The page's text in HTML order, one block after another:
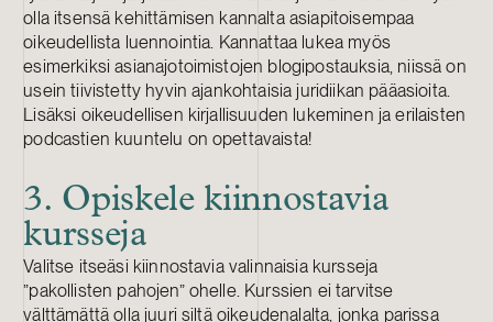
olla itsensä kehittämisen kannalta asiapitoisempaa
oikeudellista luennointia. Kannattaa lukea myös
esimerkiksi asianajotoimistojen blogipostauksia, niissä on
usein tiivistetty hyvin ajankohtaisia juridiikan pääasioita.
Lisäksi oikeudellisen kirjallisuuden lukeminen ja erilaisten
podcastien kuuntelu on opettavaista!
3. Opiskele kiinnostavia
kursseja
Valitse itseäsi kiinnostavia valinnaisia kursseja
”pakollisten pahojen” ohelle. Kurssien ei tarvitse
välttämättä olla juuri siltä oikeudenalalta, jonka parissa